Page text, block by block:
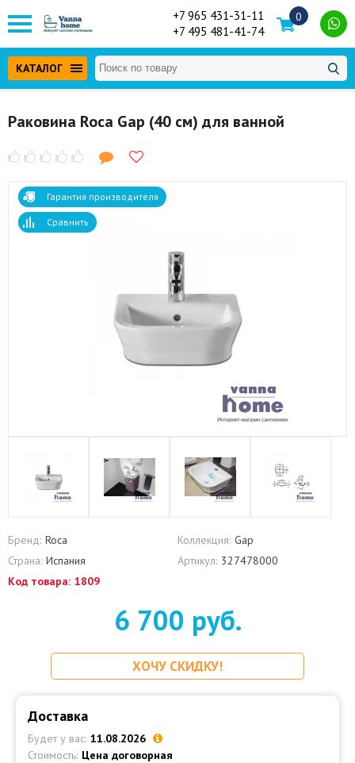
+7 965 431-31-11
+7 495 481-41-74
0
КАТАЛОГ
Раковина Roca Gap (40 см) для ванной
Гарантия производителя
Сравнить
Бренд: Roca Коллекция: Gap
Страна: Испания Артикул: 327478000
Код товара: 1809
6 700 руб.
ХОЧУ СКИДКУ!
Доставка
Будет у вас: 11.08.2026
Стоимость: Цена договорная